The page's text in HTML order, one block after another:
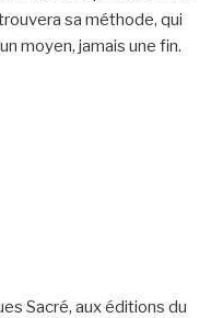
sa méthode, qui
moyen, jamais une fin.
Sacré, aux éditions du